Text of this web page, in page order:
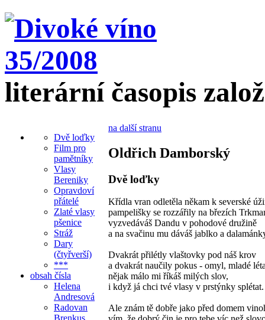
literární časopis
Dvě loďky
Film pro
pamětníky
Vlasy
Bereniky
Opravdoví
přátelé
Zlaté vlasy
pšenice
Stráž
Dary
(čtyřverší)
***
obsah čísla
Helena
Andresová
Radovan
Brenkus
na další stranu
Oldřich Damborský
Dvě loďky
Křídla vran odletěla někam k severské
pampelišky se rozzářily na březích
vyzvedáváš Dandu v pohodové družině
a na svačinu mu dáváš jablko a
Dvakrát přilétly vlaštovky pod náš krov
a dvakrát naučily pokus - omyl, mladé
nějak málo mi říkáš milých slov,
i když já chci tvé vlasy v prstýnky splétat.
Ale znám tě dobře jako před domem